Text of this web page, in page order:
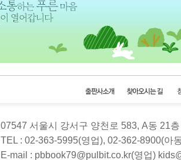
07547 서울시 강서구 양천로 583, A동 21
TEL : 02-363-5995(영업), 02-362-8900(아
E-mail : pbbook79@pulbit.co.kr(영업)